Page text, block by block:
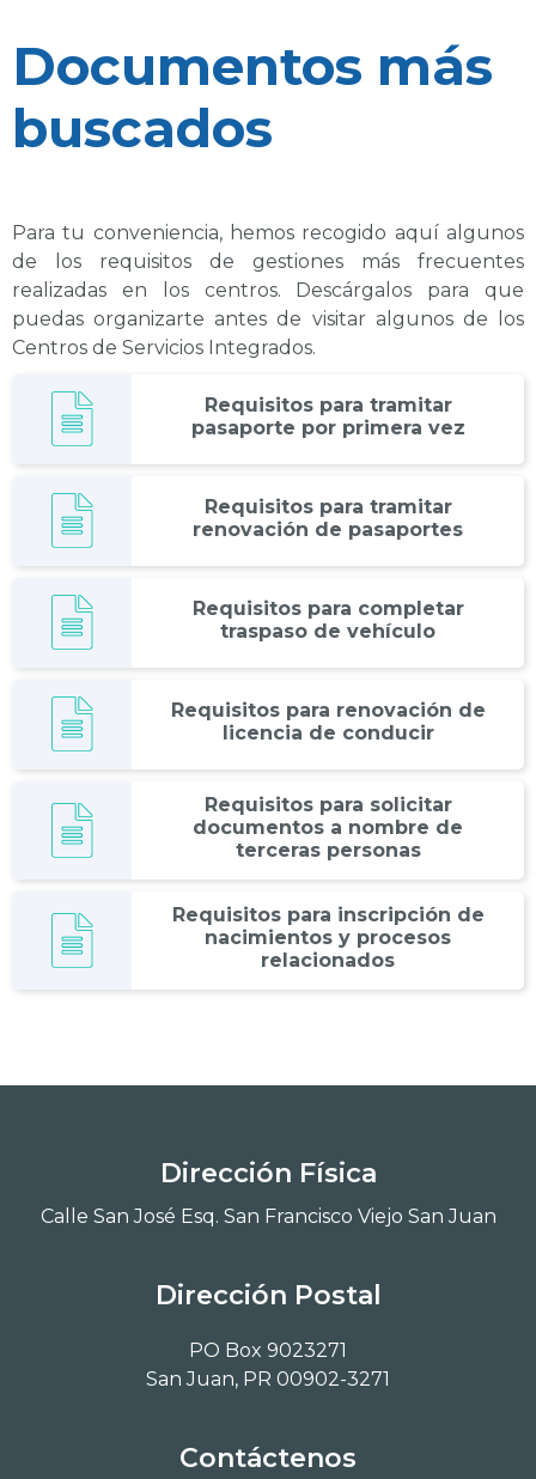
Documentos más
buscados
Para tu conveniencia, hemos recogido aquí algunos
de los requisitos de gestiones más frecuentes
realizadas en los centros. Descárgalos para que
puedas organizarte antes de visitar algunos de los
Centros de Servicios Integrados.
Requisitos para tramitar
pasaporte por primera vez
Requisitos para tramitar
renovación de pasaportes
Requisitos para completar
traspaso de vehículo
Requisitos para renovación de
licencia de conducir
Requisitos para solicitar
documentos a nombre de
terceras personas
Requisitos para inscripción de
nacimientos y procesos
relacionados
Dirección Física
Calle San José Esq. San Francisco Viejo San Juan
Dirección Postal
PO Box 9023271
San Juan, PR 00902-3271
Contáctenos